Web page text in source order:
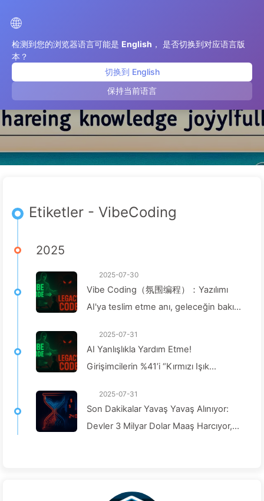
🌐
检测到您的浏览器语言可能是 English ， 是否切换到对应语言版
本？
切换到 English
保持当前语言
VibeCoding
Etiketler - VibeCoding
2025
2025-07-30
Vibe Coding（氛围编程）：Yazılımı
AI'ya teslim etme anı, geleceğin bakım
2025-07-31
AI Yanlışlıkla Yardım Etme!
Girişimcilerin %41’i “Kırmızı Işık
2025-07-31
Son Dakikalar Yavaş Yavaş Alınıyor:
Devler 3 Milyar Dolar Maaş Harcıyor,
Zamanınızı Acımasızca Fiyatlandırıyor